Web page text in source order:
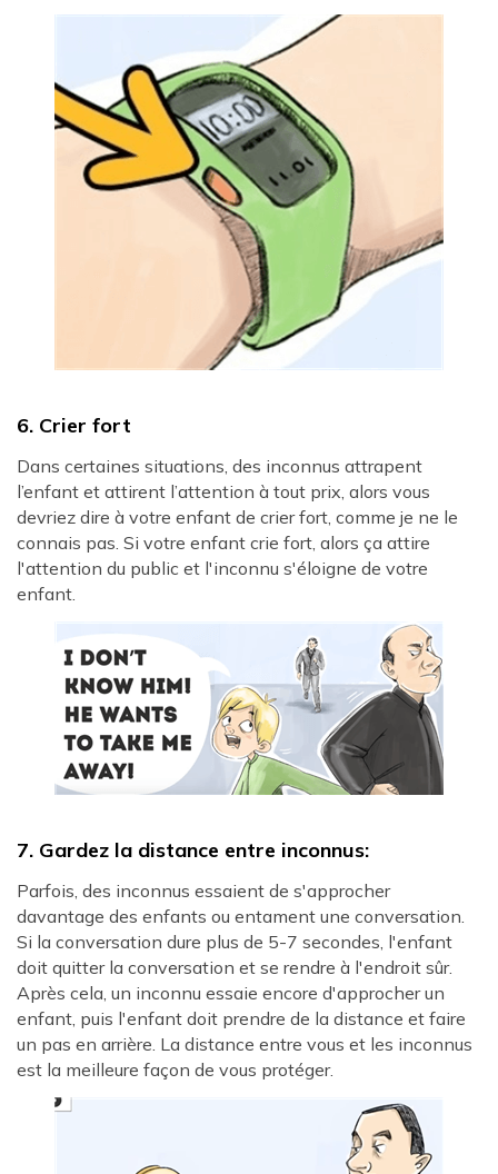
6. Crier fort
Dans certaines situations, des inconnus attrapent
l’enfant et attirent l’attention à tout prix, alors vous
devriez dire à votre enfant de crier fort, comme je ne le
connais pas. Si votre enfant crie fort, alors ça attire
l'attention du public et l'inconnu s'éloigne de votre
enfant.
7. Gardez la distance entre inconnus:
Parfois, des inconnus essaient de s'approcher
davantage des enfants ou entament une conversation.
Si la conversation dure plus de 5-7 secondes, l'enfant
doit quitter la conversation et se rendre à l'endroit sûr.
Après cela, un inconnu essaie encore d'approcher un
enfant, puis l'enfant doit prendre de la distance et faire
un pas en arrière. La distance entre vous et les inconnus
est la meilleure façon de vous protéger.